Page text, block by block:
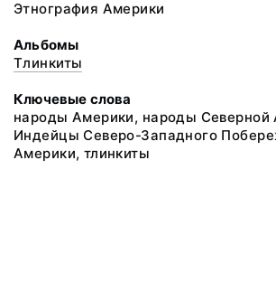
Этнография Америки
Альбомы
Тлинкиты
Ключевые слова
народы Америки, народы Северной
Индейцы Северо-Западного
Америки, тлинкиты